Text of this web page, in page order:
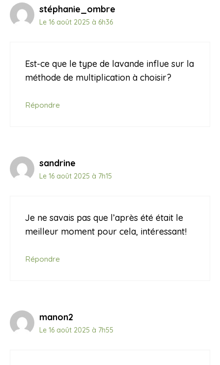
stéphanie_ombre
Le 16 août 2025 à 6h36
Est-ce que le type de lavande influe sur la
méthode de multiplication à choisir?
Répondre
sandrine
Le 16 août 2025 à 7h15
Je ne savais pas que l’après été était le
meilleur moment pour cela, intéressant!
Répondre
manon2
Le 16 août 2025 à 7h55